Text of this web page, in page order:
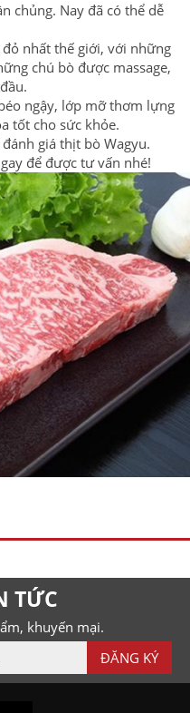
chủng. Nay đã có thể dễ
nhất thế giới, với những
chú bò được massage,
ngậy, lớp mỡ thơm lựng
tốt cho sức khỏe.
giá thịt bò Wagyu.
để được tư vấn nhé!
TỨC
khuyến mại.